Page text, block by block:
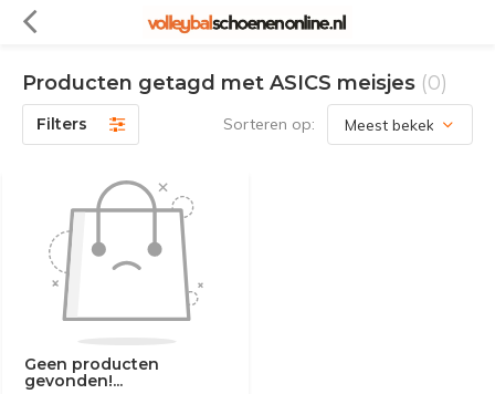
Producten getagd met ASICS meisjes (0)
Filters Sorteren op:
Geen producten
gevonden!...